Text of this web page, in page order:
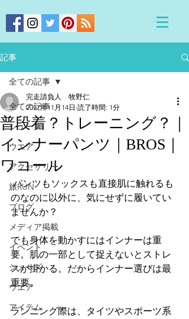
記事
全ての記事
シューズ
ウエア
アクセサリー
旅RUN
ブログ
メディア掲載
イベント
シューズ
ウエア
アイテム
全ての記事
普段着？トレーニング？｜
インナーパンツ｜BROS｜
ワコール
完走請負人 牧野仁
2017年11月14日 読了時間: 1分
パンツもソックスも直接肌に触れるも
のなのに以外に、気にせずに履いてい
ませんか？
でも身体を動かすにはインナーは重
要。肌の一部として捉えないとストレ
スが掛かる。だからインナー選びは最
重要。
ランニング際は、タイツやスポーツ系